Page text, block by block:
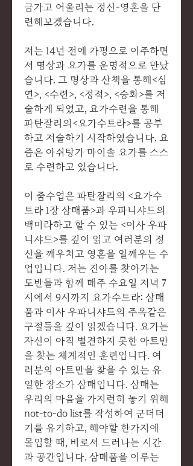
금가고 어울리는 정신-영혼을 단
련해보겠습니다.
저는 14년 전에 가평으로 이주하면
서 명상과 요가를 운명적으로 만났
습니다. 그 명상과 산책을 통해<심
연>, <수련>, <정적>, <승화>를 저
술하게 되었고, 요가수련을 통해
파탄잘리의<요가수트라>를 공부
하고 저술하기 시작하였습니다. 요
즘은 아쉬탕가 마이솔 요가를 스스
로 수련하고 있습니다.
이 줌수업은 파탄잘리의 <요가수
트라 1장 삼매품>과 우파니샤드의
백미라하고 할 수 있는 <이사 우파
니샤드>를 깊이 읽고 여러분의 정
신을 깨우치고 영혼을 일깨우는 수
업입니다. 저는 진아를 찾아가는
도반들과 함께 매주 수요일 저녁 7
시에서 9시까지 요가수트라: 삼매
품과 이사 우파니샤드의 주옥같은
구절들을 깊이 읽겠습니다. 요가는
자신이 아직 별견하지 못한 아트만
을 찾는 체계적인 훈련입니다. 여
러분의 아트만을 찾을 수 있는 유
일한 장소가 삼매입니다. 삼매는
우리의 마음을 가지런히 놓기 위해
not-to-do list를 작성하여 군더더
기를 유기하고, 해야할 한가지에
몰입할 때, 비로서 드러나는 시간
과 공간입니다. 삼매품을 이루는